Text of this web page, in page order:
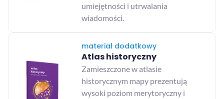
umiejętności i utrwalania
wiadomości.
materiał dodatkowy
Atlas historyczny
Zamieszczone w atlasie
historycznym mapy prezentują
wysoki poziom merytoryczny i